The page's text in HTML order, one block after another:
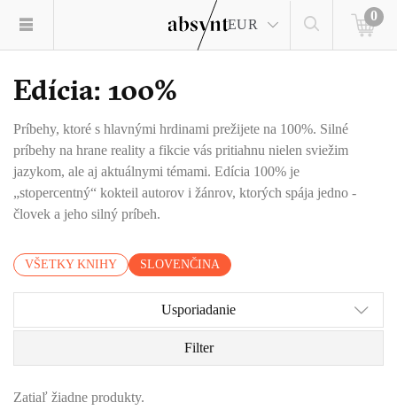
EUR
0
Edícia: 100%
Príbehy, ktoré s hlavnými hrdinami prežijete na 100%. Silné
príbehy na hrane reality a fikcie vás pritiahnu nielen sviežim
jazykom, ale aj aktuálnymi témami. Edícia 100% je
„stopercentný“ kokteil autorov i žánrov, ktorých spája jedno -
človek a jeho silný príbeh.
VŠETKY KNIHY SLOVENČINA
Usporiadanie
Filter
Zatiaľ žiadne produkty.